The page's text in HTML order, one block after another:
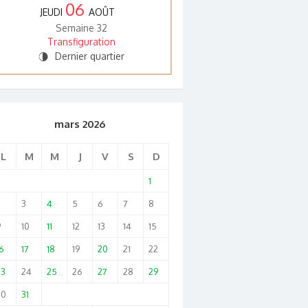
JEUDI 06 AOÛT
Semaine 32
Transfiguration
U Dernier quartier
mars 2026
L M M J V S D
1
3 4 5 6 7 8
10 11 12 13 14 15
17 18 19 20 21 22
24 25 26 27 28 29
31